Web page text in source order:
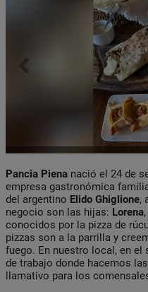
Pancia Piena nació el 24 de
empresa gastronómica
del argentino Elido Ghiglione,
negocio son las hijas: Lorena,
conocidos por la pizza de
pizzas son a la parrilla y
fuego. En nuestro local, en
de trabajo donde hacemos
llamativo para los